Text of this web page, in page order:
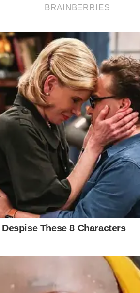
คต
Edencolors ตลอด 10 ปีที่ผ่านมา ผ่า
บริหาร (CEO) บริษัท อีเดนคัลเลอร์ (ป
อบคุณต่อ KOLs ที่มีบทบาทสำคัญในกา
BRAINBERRIES
These 8 Characters